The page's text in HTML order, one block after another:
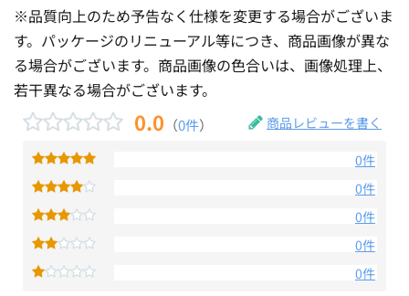
※品質向上のため予告なく仕様を変更する場合がございま
す。パッケージのリニューアル等につき、商品画像が異な
る場合がございます。商品画像の色合いは、画像処理上、
若干異なる場合がございます。
0.0 （0件） 商品レビューを書く
0件
0件
0件
0件
0件